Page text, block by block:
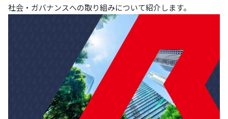
社会・ガバナンスへの取り組みについて紹介します。